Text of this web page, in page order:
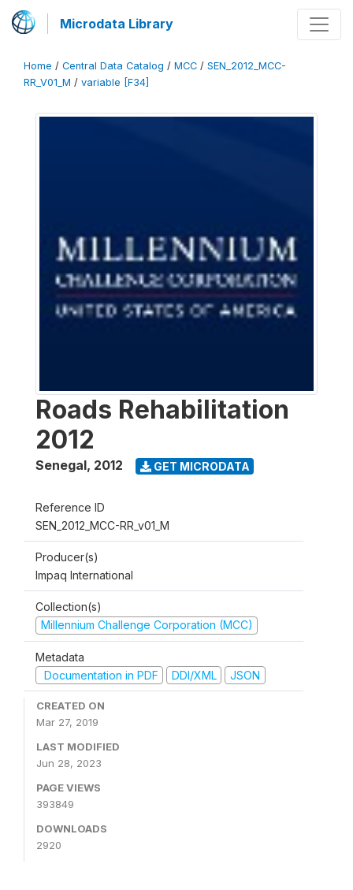
Microdata Library
Home / Central Data Catalog / MCC / SEN_2012_MCC-
RR_V01_M / variable [F34]
Roads Rehabilitation
2012
Senegal, 2012 GET MICRODATA
Reference ID
SEN_2012_MCC-RR_v01_M
Producer(s)
Impaq International
Collection(s)
Millennium Challenge Corporation (MCC)
Metadata
Documentation in PDF
DDI/XML JSON
CREATED ON
Mar 27, 2019
LAST MODIFIED
Jun 28, 2023
PAGE VIEWS
393849
DOWNLOADS
2920